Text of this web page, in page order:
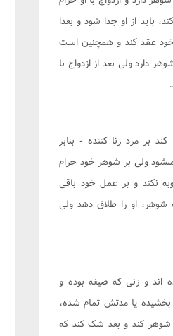
بايد از او جدا شود و بعدا
خود عقد کند و همچنين است
دارد ولى بعد از ازدواج با
بر مرد زنا کننده - بنابر
ولى بر شوهر خود حرام
نکند و بر عمل خود باقى
شوهر، او را طلاق دهد ولى
اند و زنى که صيغه بوده و
يا مدتش تمام شده،
شوهر کند و بعد شک کند که